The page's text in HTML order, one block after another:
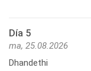
Día 5
ma, 25.08.2026
Dhandethi